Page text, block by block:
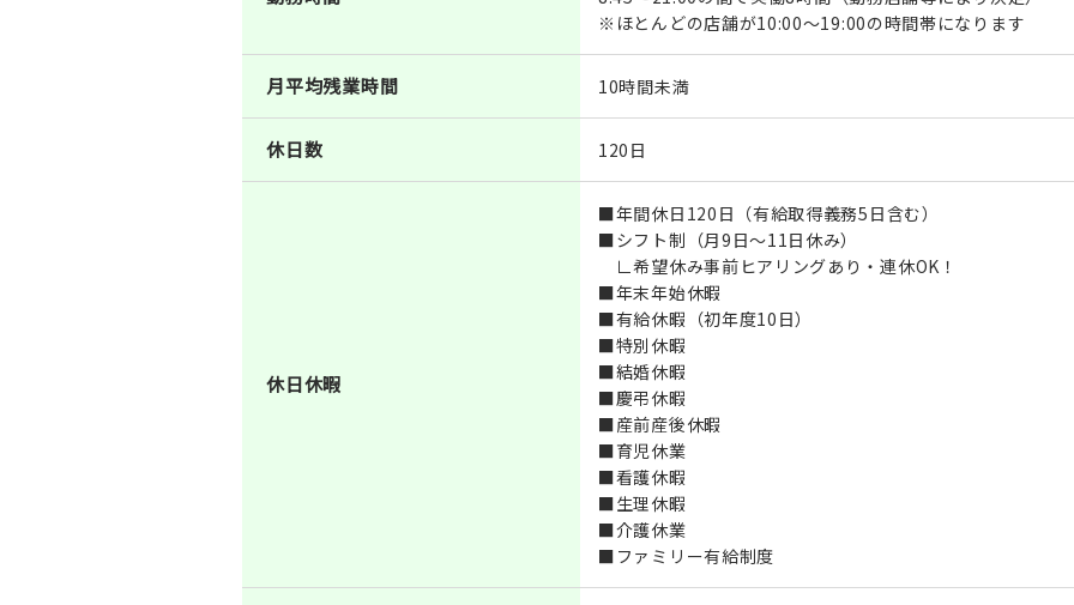
※ほとんどの店舗が10:00～19:00の時間帯になります
月平均残業時間 10時間未満
休日数 120日
休日休暇
■年間休日120日（有給取得義務5日含む）
■シフト制（月9日～11日休み）
∟希望休み事前ヒアリングあり・連休OK！
■年末年始休暇
■有給休暇（初年度10日）
■特別休暇
■結婚休暇
■慶弔休暇
■産前産後休暇
■育児休業
■看護休暇
■生理休暇
■介護休業
■ファミリー有給制度